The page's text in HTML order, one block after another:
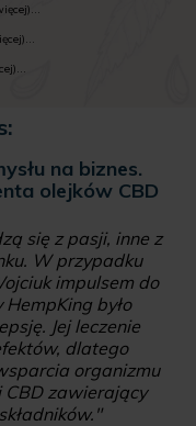
na biznes.
olejków CBD
się z pasji, inne z
W przypadku
impulsem do
było
Jej leczenie
dlatego
organizmu
zawierający